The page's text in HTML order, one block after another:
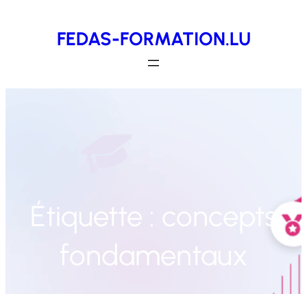
FEDAS-FORMATION.LU
Étiquette : concepts
fondamentaux